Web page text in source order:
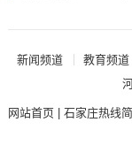
新闻频道 教育频道
网站首页| 石家庄热线